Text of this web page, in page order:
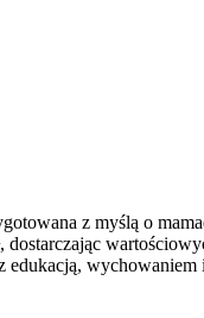
z myślą o
edukacją,